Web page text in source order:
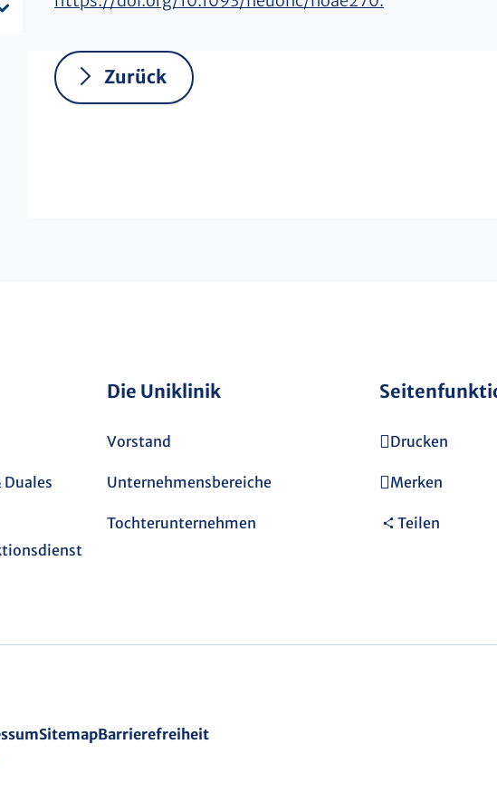
Zurück
Die Uniklinik
Vorstand
Unternehmensbereiche
Tochterunternehmen
Drucken
Merken
Teilen
SitemapBarrierefreiheit